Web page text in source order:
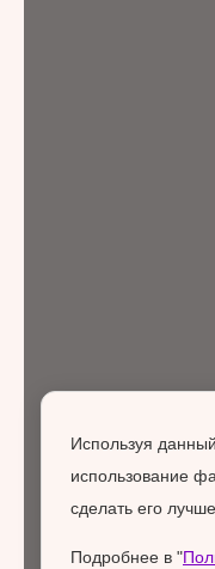
Используя
использование
сделать его лучше.
Подробнее в "